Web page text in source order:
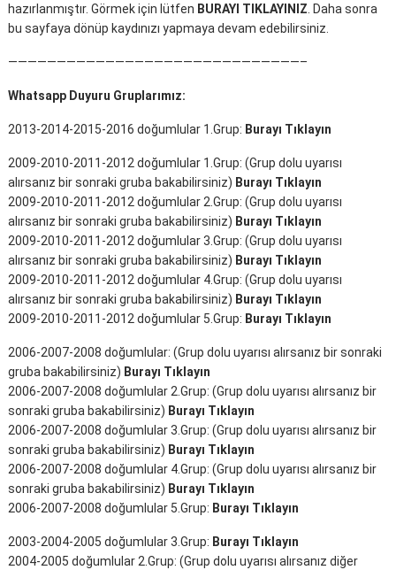
hazırlanmıştır. Görmek için lütfen BURAYI TIKLAYINIZ . Daha sonra
bu sayfaya dönüp kaydınızı yapmaya devam edebilirsiniz.
——————————————————————————————–
Whatsapp Duyuru Gruplarımız:
2013-2014-2015-2016 doğumlular 1.Grup: Burayı Tıklayın
2009-2010-2011-2012 doğumlular 1.Grup: (Grup dolu uyarısı
alırsanız bir sonraki gruba bakabilirsiniz) Burayı Tıklayın
2009-2010-2011-2012 doğumlular 2.Grup: (Grup dolu uyarısı
alırsanız bir sonraki gruba bakabilirsiniz) Burayı Tıklayın
2009-2010-2011-2012 doğumlular 3.Grup: (Grup dolu uyarısı
alırsanız bir sonraki gruba bakabilirsiniz) Burayı Tıklayın
2009-2010-2011-2012 doğumlular 4.Grup: (Grup dolu uyarısı
alırsanız bir sonraki gruba bakabilirsiniz) Burayı Tıklayın
2009-2010-2011-2012 doğumlular 5.Grup: Burayı Tıklayın
2006-2007-2008 doğumlular: (Grup dolu uyarısı alırsanız bir sonraki
gruba bakabilirsiniz) Burayı Tıklayın
2006-2007-2008 doğumlular 2.Grup: (Grup dolu uyarısı alırsanız bir
sonraki gruba bakabilirsiniz) Burayı Tıklayın
2006-2007-2008 doğumlular 3.Grup: (Grup dolu uyarısı alırsanız bir
sonraki gruba bakabilirsiniz) Burayı Tıklayın
2006-2007-2008 doğumlular 4.Grup: (Grup dolu uyarısı alırsanız bir
sonraki gruba bakabilirsiniz) Burayı Tıklayın
2006-2007-2008 doğumlular 5.Grup: Burayı Tıklayın
2003-2004-2005 doğumlular 3.Grup: Burayı Tıklayın
2004-2005 doğumlular 2.Grup: (Grup dolu uyarısı alırsanız diğer